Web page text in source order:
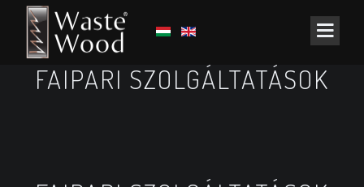
FAIPARI SZOLGÁLTATÁSOK